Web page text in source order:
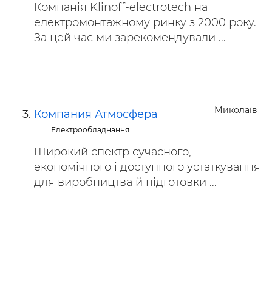
Компанія Klinoff-electrotech на
електромонтажному ринку з 2000 року.
За цей час ми зарекомендували ...
Миколаїв
Компания Атмосфера
Електрообладнання
Широкий спектр сучасного,
економічного і доступного устаткування
для виробництва й підготовки ...